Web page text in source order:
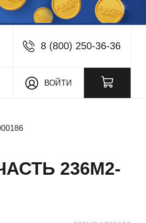
8 (800) 250-36-36
ВОЙТИ
236М2-